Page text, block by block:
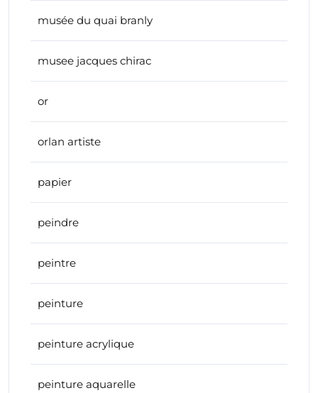
musée du quai branly
musee jacques chirac
or
orlan artiste
papier
peindre
peintre
peinture
peinture acrylique
peinture aquarelle